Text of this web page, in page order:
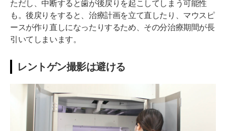
ただし、中断すると歯が後戻りを起こしてしまう可能性
も。後戻りをすると、治療計画を立て直したり、マウスピ
ースが作り直しになったりするため、その分治療期間が長
引いてしまいます。
レントゲン撮影は避ける